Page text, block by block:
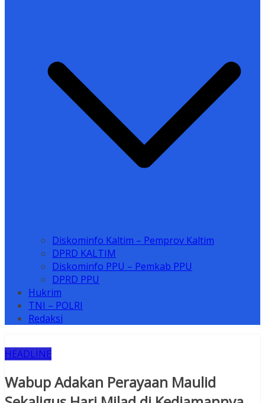
Diskominfo Kaltim – Pemprov Kaltim
DPRD KALTIM
Diskominfo PPU – Pemkab PPU
DPRD PPU
Hukrim
TNI – POLRI
Redaksi
HEADLINE
Wabup Adakan Perayaan Maulid